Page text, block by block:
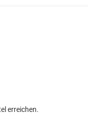
erreichen.